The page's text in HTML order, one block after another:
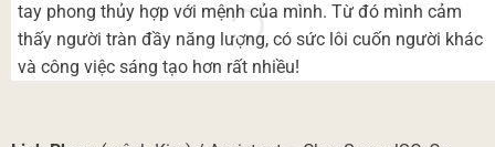
tay phong thủy hợp với mệnh của mình. Từ đó mình cảm
thấy người tràn đầy năng lượng, có sức lôi cuốn người khác
và công việc sáng tạo hơn rất nhiều!